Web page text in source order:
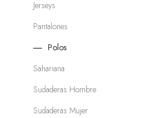
Jerseys
Pantalones
Polos
Sahariana
Sudaderas Hombre
Sudaderas Mujer